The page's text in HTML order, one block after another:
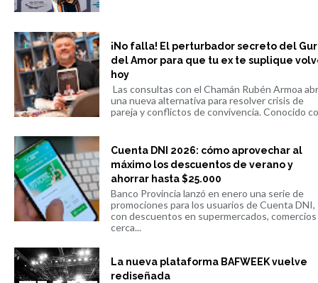
¡No falla! El perturbador secreto del
del Amor para que tu ex te suplique
hoy
Las consultas con el Chamán Rubén Armoa
una nueva alternativa para resolver crisis de
pareja y conflictos de convivencia. Conocido
Cuenta DNI 2026: cómo aprovechar al
máximo los descuentos de verano y
ahorrar hasta $25.000
Banco Provincia lanzó en enero una serie de
promociones para los usuarios de Cuenta DNI,
con descuentos en supermercados,
cerca...
La nueva plataforma BAFWEEK vuelve
rediseñada